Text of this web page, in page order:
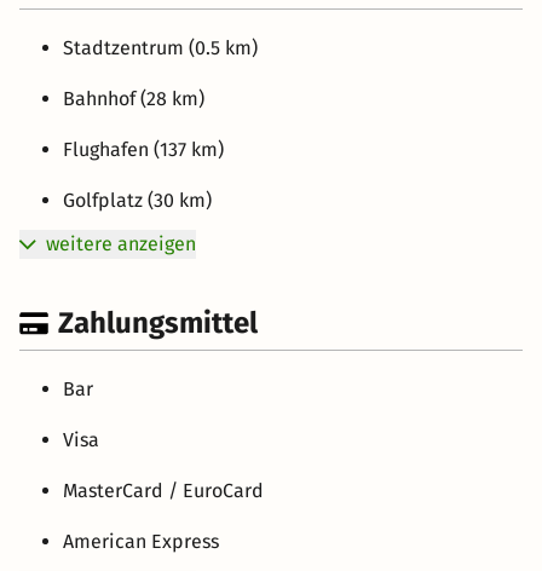
Stadtzentrum (0.5 km)
Bahnhof (28 km)
Flughafen (137 km)
Golfplatz (30 km)
weitere anzeigen
Zahlungsmittel
Bar
Visa
MasterCard / EuroCard
American Express